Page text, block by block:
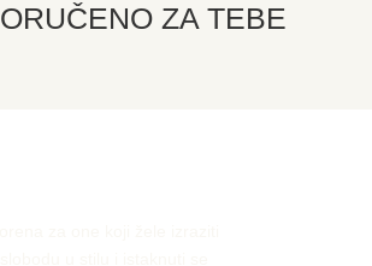
ZA TEBE